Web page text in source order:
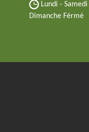
Lundi - Samedi
Dimanche Férmé